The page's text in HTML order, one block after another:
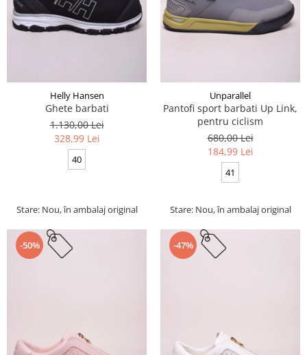
Helly Hansen
Ghete barbati
1.130,00 Lei
328,99 Lei
40
Stare: Nou, în ambalaj original
Unparallel
Pantofi sport barbati Up Link,
pentru ciclism
680,00 Lei
184,99 Lei
41
Stare: Nou, în ambalaj original
-50% -47%